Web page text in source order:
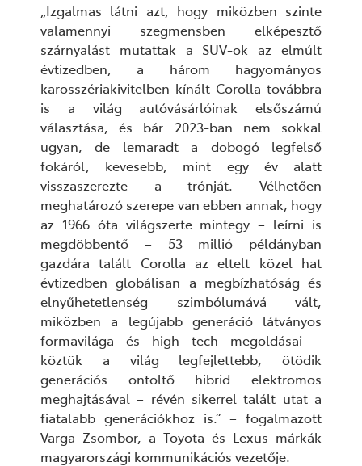
„Izgalmas látni azt, hogy miközben szinte
valamennyi szegmensben elképesztő
szárnyalást mutattak a SUV-ok az elmúlt
évtizedben, a három hagyományos
karosszériakivitelben kínált Corolla továbbra
is a világ autóvásárlóinak elsőszámú
választása, és bár 2023-ban nem sokkal
ugyan, de lemaradt a dobogó legfelső
fokáról, kevesebb, mint egy év alatt
visszaszerezte a trónját. Vélhetően
meghatározó szerepe van ebben annak, hogy
az 1966 óta világszerte mintegy – leírni is
megdöbbentő – 53 millió példányban
gazdára talált Corolla az eltelt közel hat
évtizedben globálisan a megbízhatóság és
elnyűhetetlenség szimbólumává vált,
miközben a legújabb generáció látványos
formavilága és high tech megoldásai –
köztük a világ legfejlettebb, ötödik
generációs öntöltő hibrid elektromos
meghajtásával – révén sikerrel talált utat a
fiatalabb generációkhoz is.” – fogalmazott
Varga Zsombor, a Toyota és Lexus márkák
magyarországi kommunikációs vezetője.